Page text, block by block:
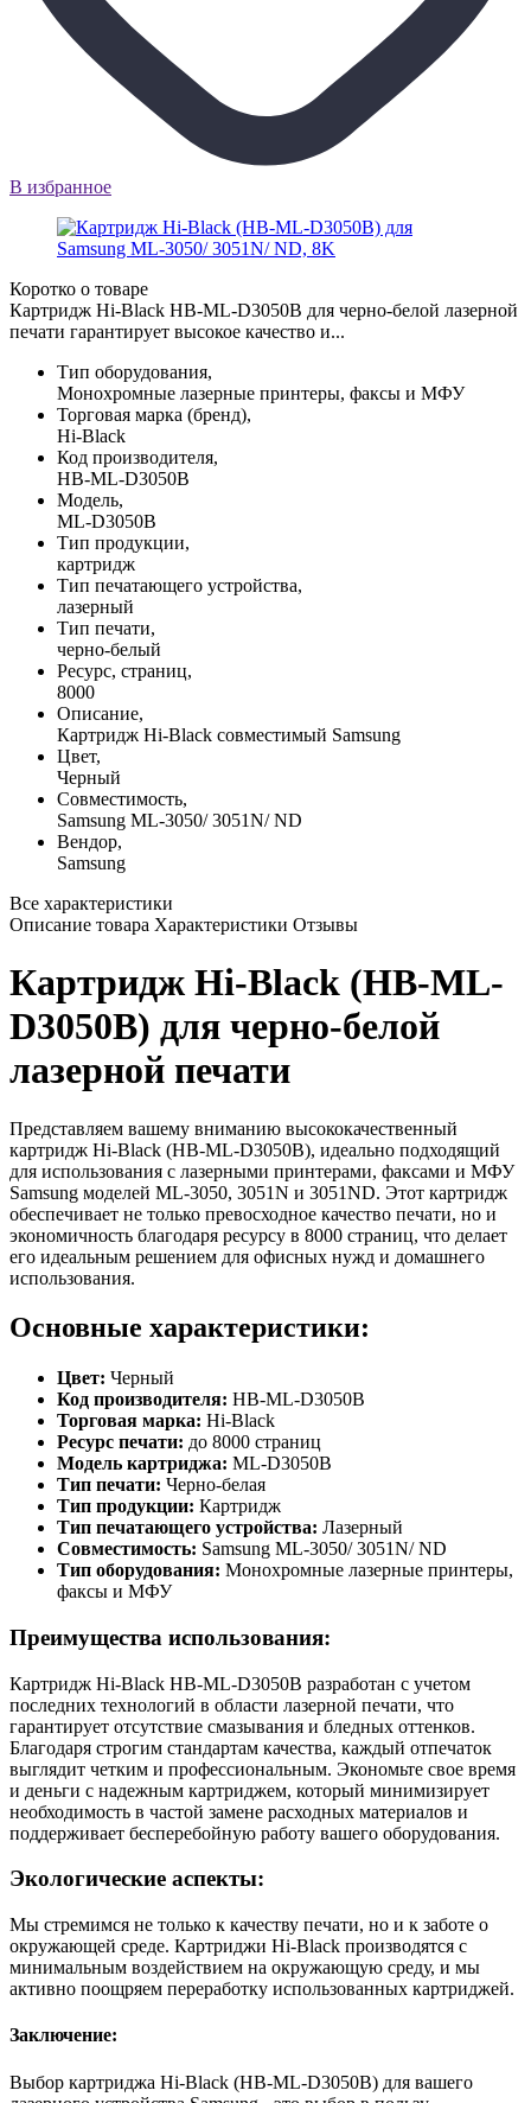
В избранное
Коротко о товаре
Картридж Hi-Black HB-ML-D3050B для черно-белой лазерной
печати гарантирует высокое качество и...
Тип оборудования,
Монохромные лазерные принтеры, факсы и МФУ
Торговая марка (бренд),
Hi-Black
Код производителя,
HB-ML-D3050B
Модель,
ML-D3050B
Тип продукции,
картридж
Тип печатающего устройства,
лазерный
Тип печати,
черно-белый
Ресурс, страниц,
8000
Описание,
Картридж Hi-Black совместимый Samsung
Цвет,
Черный
Совместимость,
Samsung ML-3050/ 3051N/ ND
Вендор,
Samsung
Все характеристики
Описание товара Характеристики Отзывы
Картридж Hi-Black (HB-ML-
D3050B) для черно-белой
лазерной печати
Представляем вашему вниманию высококачественный
картридж Hi-Black (HB-ML-D3050B), идеально подходящий
для использования с лазерными принтерами, факсами и МФУ
Samsung моделей ML-3050, 3051N и 3051ND. Этот картридж
обеспечивает не только превосходное качество печати, но и
экономичность благодаря ресурсу в 8000 страниц, что делает
его идеальным решением для офисных нужд и домашнего
использования.
Основные характеристики:
Цвет: Черный
Код производителя: HB-ML-D3050B
Торговая марка: Hi-Black
Ресурс печати: до 8000 страниц
Модель картриджа: ML-D3050B
Тип печати: Черно-белая
Тип продукции: Картридж
Тип печатающего устройства: Лазерный
Совместимость: Samsung ML-3050/ 3051N/ ND
Тип оборудования: Монохромные лазерные принтеры,
факсы и МФУ
Преимущества использования:
Картридж Hi-Black HB-ML-D3050B разработан с учетом
последних технологий в области лазерной печати, что
гарантирует отсутствие смазывания и бледных оттенков.
Благодаря строгим стандартам качества, каждый отпечаток
выглядит четким и профессиональным. Экономьте свое время
и деньги с надежным картриджем, который минимизирует
необходимость в частой замене расходных материалов и
поддерживает бесперебойную работу вашего оборудования.
Экологические аспекты:
Мы стремимся не только к качеству печати, но и к заботе о
окружающей среде. Картриджи Hi-Black производятся с
минимальным воздействием на окружающую среду, и мы
активно поощряем переработку использованных картриджей.
Заключение:
Выбор картриджа Hi-Black (HB-ML-D3050B) для вашего